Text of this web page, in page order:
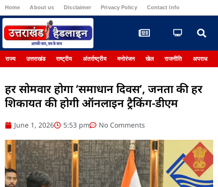
Home About us Disclaimer Privacy Policy Contact Info
राज्य उत्तराखंड राष्ट्रीय अंतर्राष्ट्रीय मनोरंजन खेल राजनीति अपराध
हर सोमवार होगा ‘समाधान दिवस’, जनता की हर
शिकायत की होगी ऑनलाइन ट्रैकिंग-डीएम
June 1, 2026 5:53 pm No Comments